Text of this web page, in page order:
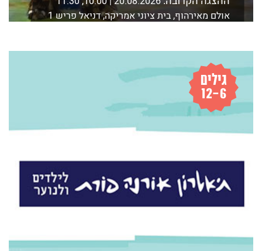
אולם מאירהוף, בית ציוני אמריקה, דניאל פריש 1